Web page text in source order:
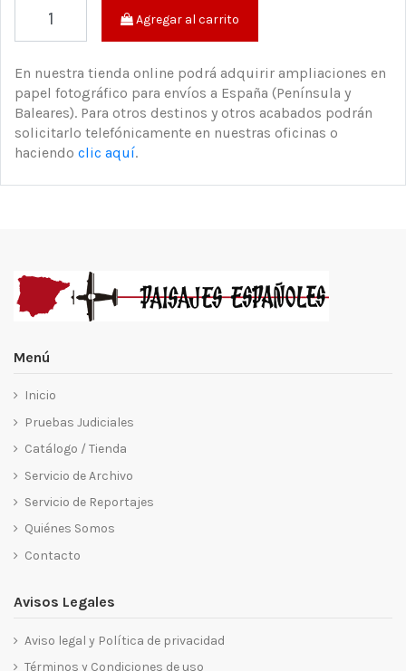
Agregar al carrito
En nuestra tienda online podrá adquirir ampliaciones en
papel fotográfico para envíos a España (Península y
Baleares). Para otros destinos y otros acabados podrán
solicitarlo telefónicamente en nuestras oficinas o
haciendo clic aquí.
Menú
Inicio
Pruebas Judiciales
Catálogo / Tienda
Servicio de Archivo
Servicio de Reportajes
Quiénes Somos
Contacto
Avisos Legales
Aviso legal y Política de privacidad
Términos y Condiciones de uso